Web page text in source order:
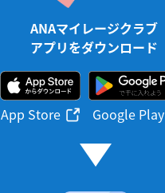
ANAマイレージクラブ
アプリをダウンロード
App Store Google Play